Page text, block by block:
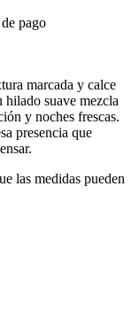
marcada y calce
hilado suave mezcla
y noches frescas.
presencia que
las medidas pueden